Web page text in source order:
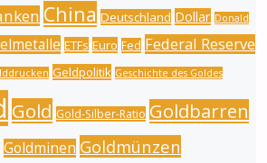
China Deutschland Dollar Donald
ETFs Euro Fed Federal Reserve
Geldpolitik Geschichte des Goldes
Gold Gold-Silber-Ratio Goldbarren
Goldminen Goldmünzen